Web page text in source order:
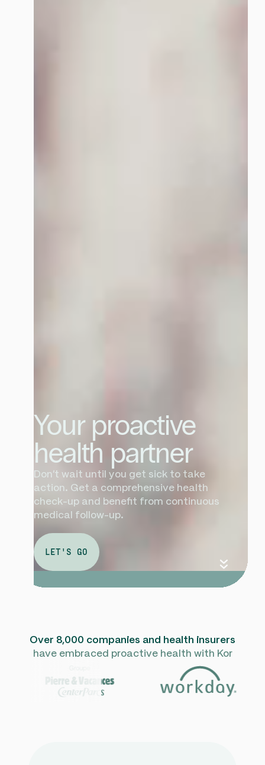
Your proactive
health partner
Don't wait until you get sick to take
action. Get a comprehensive health
check-up and benefit from continuous
medical follow-up.
LET'S GO
Over 8,000 companies and health insurers
have embraced proactive health with Kor